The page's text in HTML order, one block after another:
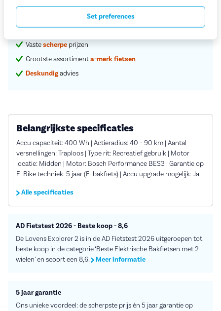
Proefrit in de winkel
Vastescherpeprijzen
Grootste assortimenta-merk fietsen
Deskundigadvies
Belangrijkste specificaties
Accu capaciteit: 400 Wh | Actieradius: 40 - 90 km | Aantal
versnellingen: Traploos | Type rit: Recreatief gebruik | Motor
locatie: Midden | Motor: Bosch Performance BES3 | Garantie op
E-Bike techniek: 5 jaar (E-bakfiets) | Accu upgrade mogelijk: Ja
Alle specificaties
AD Fietstest 2026 - Beste koop - 8,6
De Lovens Explorer 2 is in de AD Fietstest 2026 uitgeroepen tot
beste koop in de categorie ‘Beste Elektrische Bakfietsen met 2
wielen’ en scoort een 8,6.
Meer informatie
5 jaar garantie
Ons unieke voordeel: de scherpste prijs én 5 jaar garantie op
Set preferences